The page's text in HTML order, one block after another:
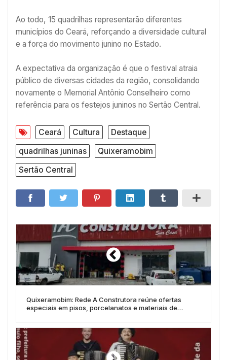
Ao todo, 15 quadrilhas representarão diferentes
municípios do Ceará, reforçando a diversidade cultural
e a força do movimento junino no Estado.
A expectativa da organização é que o festival atraia
público de diversas cidades da região, consolidando
novamente o Memorial Antônio Conselheiro como
referência para os festejos juninos no Sertão Central.
Ceará Cultura
Destaque
quadrilhas juninas
Quixeramobim
Sertão Central
Quixeramobim: Rede A Construtora reúne ofertas
especiais em pisos, porcelanatos e materiais de